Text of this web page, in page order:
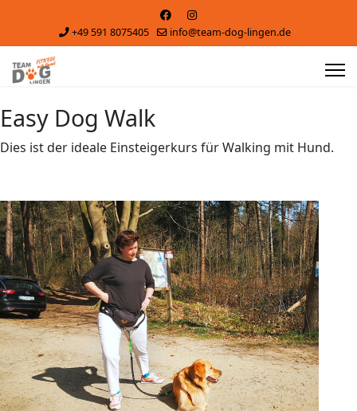
+49 591 8075405 info@team-dog-lingen.de
Easy Dog Walk
Dies ist der ideale Einsteigerkurs für Walking mit Hund.